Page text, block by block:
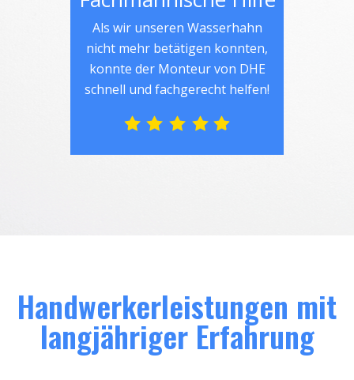
Als wir unseren Wasserhahn
nicht mehr betätigen konnten,
konnte der Monteur von DHE
schnell und fachgerecht helfen!
Handwerkerleistungen mit
langjähriger Erfahrung